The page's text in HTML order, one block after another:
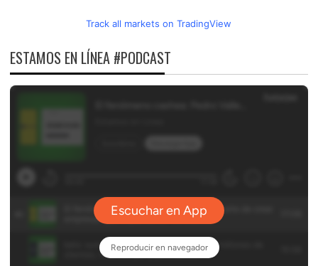
Track all markets on TradingView
ESTAMOS EN LÍNEA #PODCAST